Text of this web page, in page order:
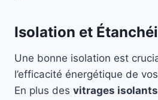
Isolation et
Une bonne isolation est
l’efficacité énergétique de vos
En plus des vitrages isolants